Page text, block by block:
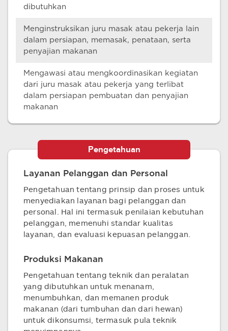
dibutuhkan
Menginstruksikan juru masak atau pekerja lain
dalam persiapan, memasak, penataan, serta
penyajian makanan
Mengawasi atau mengkoordinasikan kegiatan
dari juru masak atau pekerja yang terlibat
dalam persiapan pembuatan dan penyajian
makanan
Pengetahuan
Layanan Pelanggan dan Personal
Pengetahuan tentang prinsip dan proses untuk
menyediakan layanan bagi pelanggan dan
personal. Hal ini termasuk penilaian kebutuhan
pelanggan, memenuhi standar kualitas
layanan, dan evaluasi kepuasan pelanggan.
Produksi Makanan
Pengetahuan tentang teknik dan peralatan
yang dibutuhkan untuk menanam,
menumbuhkan, dan memanen produk
makanan (dari tumbuhan dan dari hewan)
untuk dikonsumsi, termasuk pula teknik